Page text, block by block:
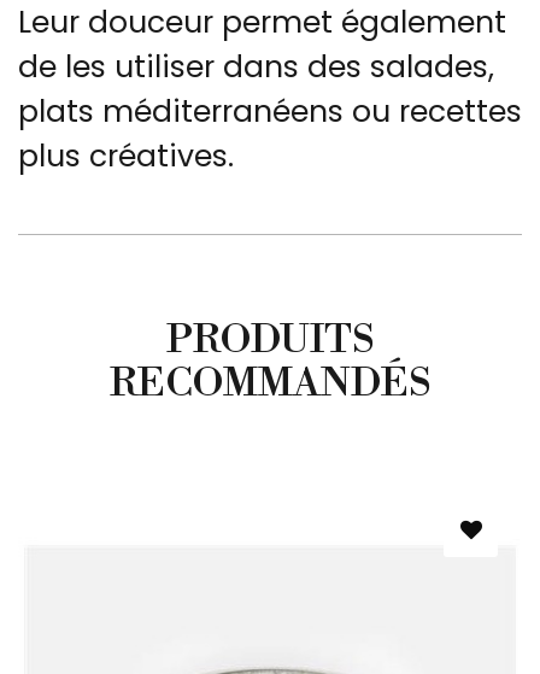
Leur douceur permet également
de les utiliser dans des salades,
plats méditerranéens ou recettes
plus créatives.
PRODUITS
RECOMMANDÉS